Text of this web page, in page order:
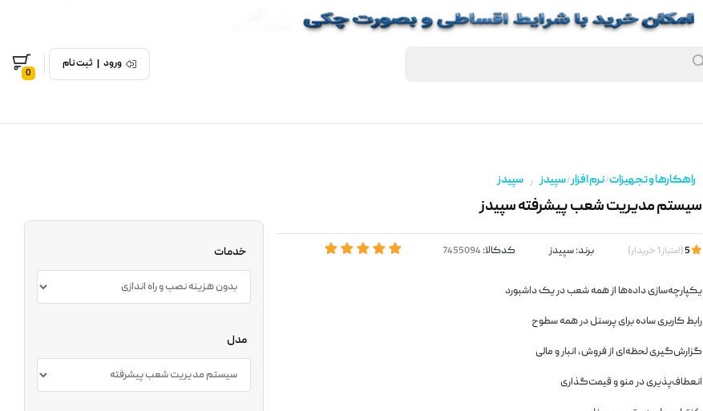
ورود | ثبت نام
0
راهکارها و تجهیزات/نرم افزار/سپیدز / سپیدز
سیستم مدیریت شعب پیشرفته سپیدز
(امتیاز1خریدار) برند:سپیدز کدکالا:
یکپارچه‌سازی داده‌ها از همه شعب در یک داشبورد
رابط کاربری ساده برای پرسنل در همه سطوح
گزارش‌گیری لحظه‌ای از فروش، انبار و مالی
انعطاف‌پذیری در منو و قیمت‌گذاری
خدمات
مدل